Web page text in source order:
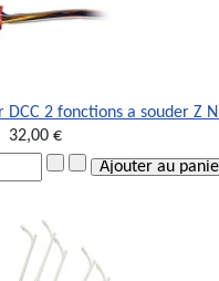
2 fonctions a souder Z
32,00 €